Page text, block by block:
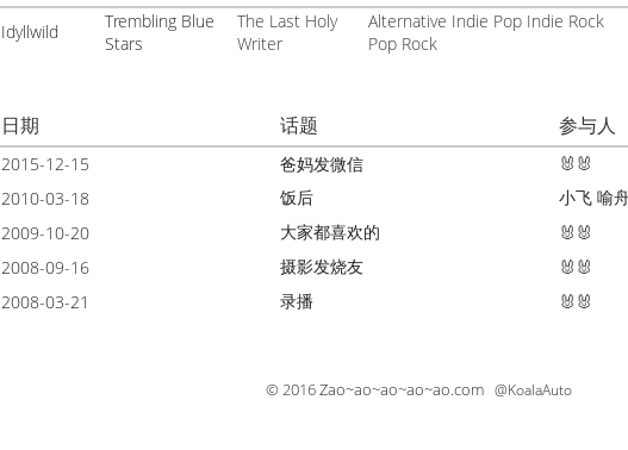
Idyllwild
Trembling Blue
Stars
The Last Holy
Writer
Alternative Indie Pop Indie Rock
Pop Rock
日期 话题 参与人
2015-12-15 爸妈发微信
🐰🐰
2010-03-18
饭后 小飞 喻
2009-10-20
大家都喜欢的
🐰🐰
2008-09-16
摄影发烧友
🐰🐰
2008-03-21
录播 🐰🐰
© 2016Zao~ao~ao~ao~ao.com @KoalaAuto